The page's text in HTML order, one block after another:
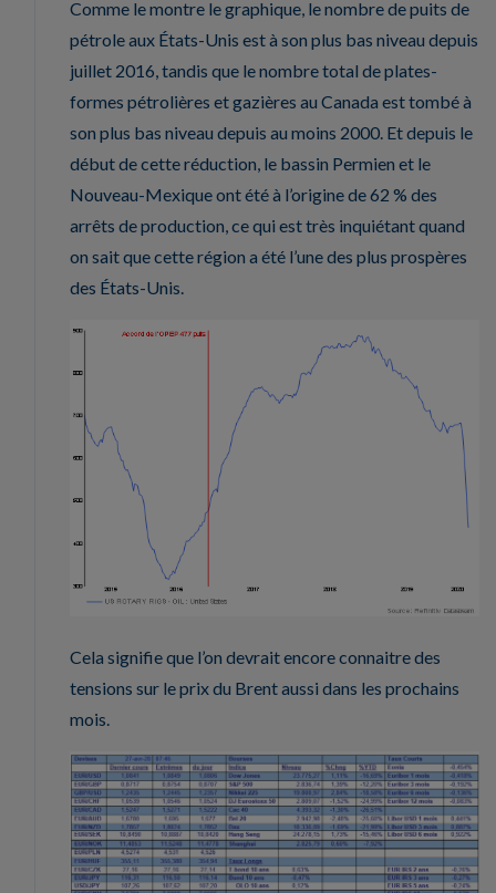
Comme le montre le graphique, le nombre de puits de
pétrole aux États-Unis est à son plus bas niveau depuis
juillet 2016, tandis que le nombre total de plates-
formes pétrolières et gazières au Canada est tombé à
son plus bas niveau depuis au moins 2000. Et depuis le
début de cette réduction, le bassin Permien et le
Nouveau-Mexique ont été à l’origine de 62 % des
arrêts de production, ce qui est très inquiétant quand
on sait que cette région a été l’une des plus prospères
des États-Unis.
Cela signifie que l’on devrait encore connaitre des
tensions sur le prix du Brent aussi dans les prochains
mois.